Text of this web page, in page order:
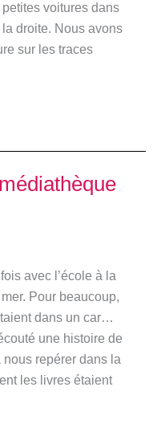
voitures dans
droite. Nous avons
sur les traces
avec l’école à la
Pour beaucoup,
dans un car…
une histoire de
repérer dans la
les livres étaient